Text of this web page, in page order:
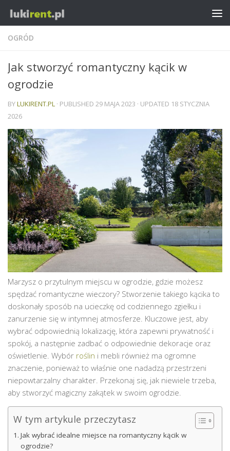
OGRÓD
Jak stworzyć romantyczny kącik w
ogrodzie
BYLUKIRENT.PL · PUBLISHED 29 MAJA 2023 · UPDATED 18 STYCZNIA
2026
Marzysz o przytulnym miejscu w ogrodzie, gdzie możesz
spędzać romantyczne wieczory? Stworzenie takiego kącika to
doskonały sposób na ucieczkę od codziennego zgiełku i
zanurzenie się w intymnej atmosferze. Kluczowe jest, aby
wybrać odpowiednią lokalizację, która zapewni prywatność i
spokój, a następnie zadbać o odpowiednie dekoracje oraz
oświetlenie. Wybór roślin i mebli również ma ogromne
znaczenie, ponieważ to właśnie one nadadzą przestrzeni
niepowtarzalny charakter. Przekonaj się, jak niewiele trzeba,
aby stworzyć magiczny zakątek w swoim ogrodzie.
W tym artykule przeczytasz
Jak wybrać idealne miejsce na romantyczny kącik w
ogrodzie?